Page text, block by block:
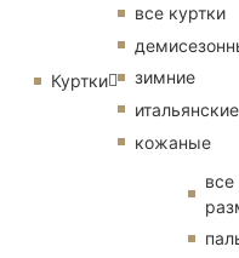
Куртки
все куртки
зимние
итальянские
кожаные